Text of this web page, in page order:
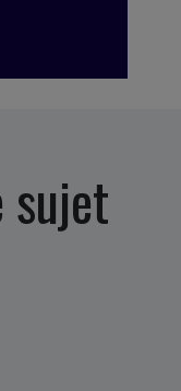
sujet